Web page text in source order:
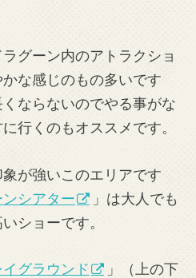
グーン内のアトラクショ
な感じのもの多いです
ならないのでやる事がな
行くのもオススメです。
が強いこのエリアです
シアター
」は大人でも
ショーです。
グラウンド
」（上の下